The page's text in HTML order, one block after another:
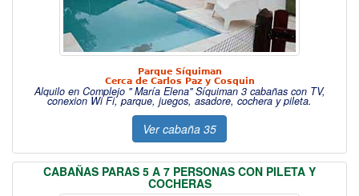
Parque Síquiman
Cerca de Carlos Paz y Cosquin
Alquilo en Complejo " María Elena" Síquiman 3 cabañas con TV,
conexion Wi Fi, parque, juegos, asadore, cochera y pileta.
Ver cabaña 35
CABAÑAS PARAS 5 A 7 PERSONAS CON PILETA Y
COCHERAS